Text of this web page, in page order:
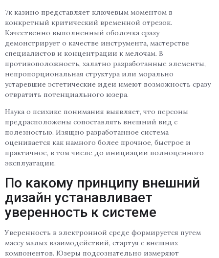
7к казино представляет ключевым моментом в
конкретный критический временной отрезок.
Качественно выполненный оболочка сразу
демонстрирует о качестве инструмента, мастерстве
специалистов и концентрации к мелочам. В
противоположность, халатно разработанные элементы,
непропорциональная структура или морально
устаревшие эстетические идеи имеют возможность сразу
отвратить потенциального юзера.
Наука о психике понимания выявляет, что персоны
предрасположены сопоставлять внешний вид с
полезностью. Изящно разработанное система
оценивается как намного более прочное, быстрое и
практичное, в том числе до инициации полноценного
эксплуатации.
По какому принципу внешний
дизайн устанавливает
уверенность к системе
Уверенность в электронной среде формируется путем
массу малых взаимодействий, стартуя с внешних
компонентов. Юзеры подсознательно измеряют